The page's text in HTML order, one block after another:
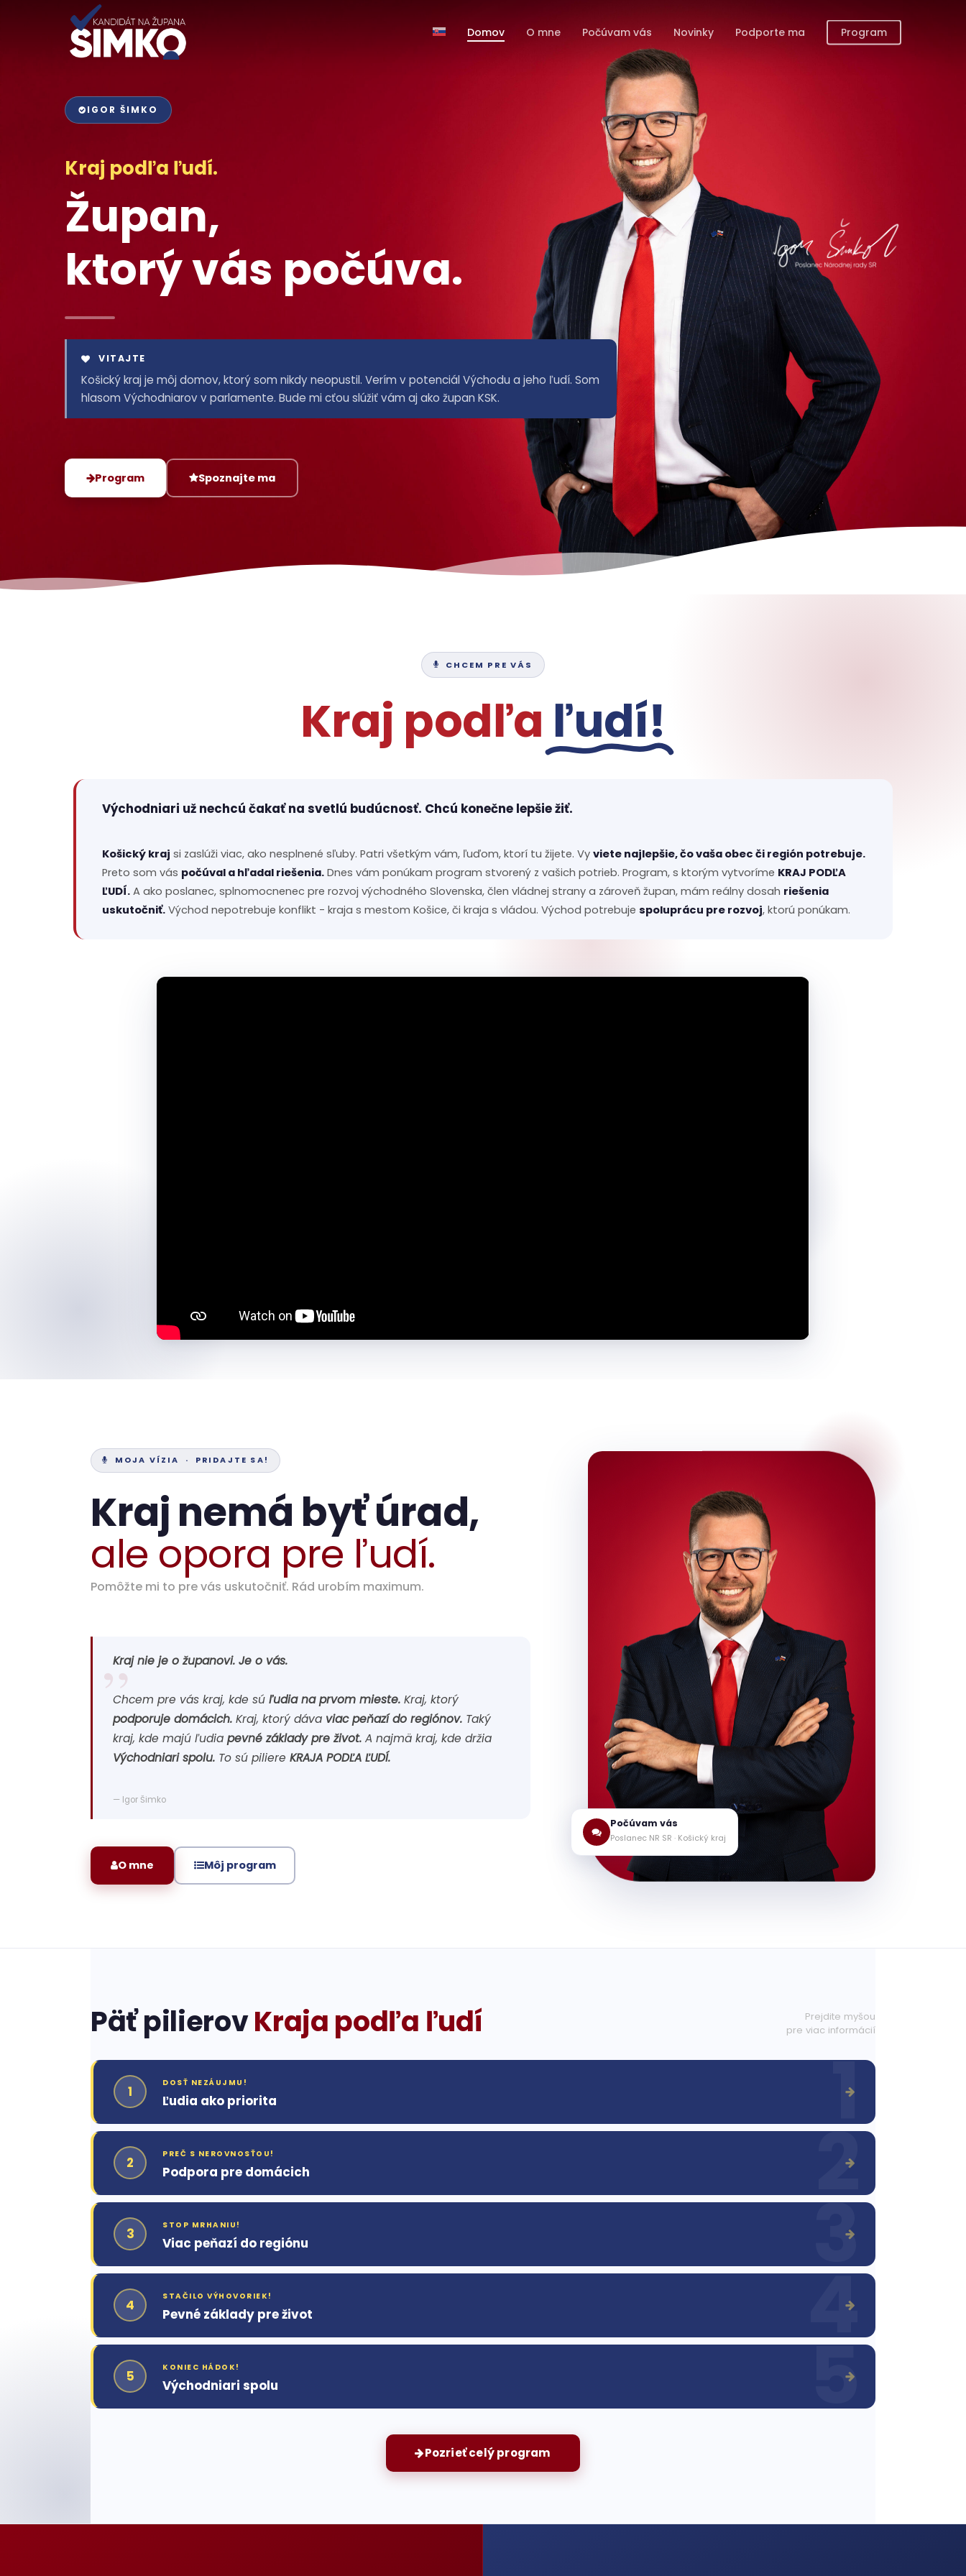
Domov O mne Počúvam vás Novinky Podporte ma Program
IGOR ŠIMKO
Kraj podľa ľudí.
Župan,
ktorý vás počúva.
VITAJTE
Košický kraj je môj domov, ktorý som nikdy neopustil. Verím v potenciál Východu a jeho ľudí. Som
hlasom Východniarov v parlamente. Bude mi cťou slúžiť vám aj ako župan KSK.
Program Spoznajte ma
CHCEM PRE VÁS
Kraj podľa ľudí!
Východniari už nechcú čakať na svetlú budúcnosť. Chcú konečne lepšie žiť.
Košický kraj si zaslúži viac, ako nesplnené sľuby. Patri všetkým vám, ľuďom, ktorí tu žijete. Vy viete najlepšie, čo vaša obec či región potrebuje.
Preto som vás počúval a hľadal riešenia. Dnes vám ponúkam program stvorený z vašich potrieb. Program, s ktorým vytvoríme KRAJ PODĽA
ĽUDÍ. A ako poslanec, splnomocnenec pre rozvoj východného Slovenska, člen vládnej strany a zároveň župan, mám reálny dosah riešenia
uskutočniť. Východ nepotrebuje konflikt - kraja s mestom Košice, či kraja s vládou. Východ potrebuje spoluprácu pre rozvoj, ktorú ponúkam.
MOJA VÍZIA · PRIDAJTE SA!
Kraj nemá byť úrad,
ale opora pre ľudí.
Pomôžte mi to pre vás uskutočniť. Rád urobím maximum.
Kraj nie je o županovi. Je o vás.
Chcem pre vás kraj, kde sú ľudia na prvom mieste. Kraj, ktorý
podporuje domácich. Kraj, ktorý dáva viac peňazí do regiónov. Taký
kraj, kde majú ľudia pevné základy pre život. A najmä kraj, kde držia
Východniari spolu. To sú piliere KRAJA PODĽA ĽUDÍ.
— Igor Šimko
O mne Môj program
Počúvam vás
Poslanec NR SR · Košický kraj
Päť pilierovKraja podľa ľudí
Prejdite myšou
pre viac informácií
1
DOSŤ NEZÁUJMU!
Ľudia ako priorita
2
PREČ S NEROVNOSŤOU!
Podpora pre domácich
3
STOP MRHANIU!
Viac peňazí do regiónu
4
STAČILO VÝHOVORIEK!
Pevné základy pre život
5
KONIEC HÁDOK!
Východniari spolu
Pozrieť celý program